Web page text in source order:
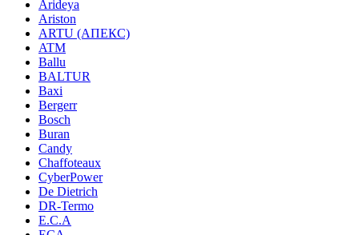
Arideya
Ariston
ARTU (АПЕКС)
ATM
Ballu
BALTUR
Baxi
Bergerr
Bosch
Buran
Candy
Chaffoteaux
CyberPower
De Dietrich
DR-Termo
E.C.A